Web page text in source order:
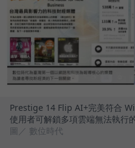
Prestige 14 Flip AI+完美符合
使用者可解鎖多項雲端無法執行
圖／ 數位時代